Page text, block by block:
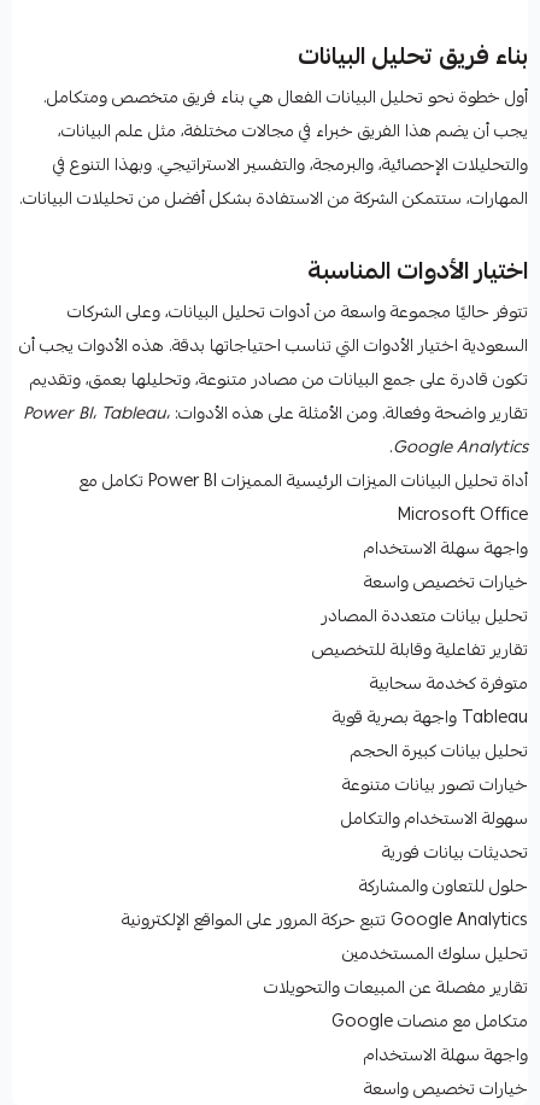
بناء فريق تحليل البيانات
أول خطوة نحو تحليل البيانات الفعال هي بناء فريق متخصص ومتكامل.
يجب أن يضم هذا الفريق خبراء في مجالات مختلفة، مثل علم البيانات،
والتحليلات الإحصائية، والبرمجة، والتفسير الاستراتيجي. وبهذا التنوع في
المهارات، ستتمكن الشركة من الاستفادة بشكل أفضل من تحليلات البيانات.
اختيار الأدوات المناسبة
تتوفر حاليًا مجموعة واسعة من أدوات تحليل البيانات، وعلى الشركات
السعودية اختيار الأدوات التي تناسب احتياجاتها بدقة. هذه الأدوات يجب أن
تكون قادرة على جمع البيانات من مصادر متنوعة، وتحليلها بعمق، وتقديم
تقارير واضحة وفعالة. ومن الأمثلة على هذه الأدوات:Power BI، Tableau،
Google Analytics
.
أداة تحليل البيانات الميزات الرئيسية المميزات Power BI تكامل مع
Microsoft Office
واجهة سهلة الاستخدام
خيارات تخصيص واسعة
تحليل بيانات متعددة المصادر
تقارير تفاعلية وقابلة للتخصيص
متوفرة كخدمة سحابية
Tableau واجهة بصرية قوية
تحليل بيانات كبيرة الحجم
خيارات تصور بيانات متنوعة
سهولة الاستخدام والتكامل
تحديثات بيانات فورية
حلول للتعاون والمشاركة
Google Analytics تتبع حركة المرور على المواقع الإلكترونية
تحليل سلوك المستخدمين
تقارير مفصلة عن المبيعات والتحويلات
متكامل مع منصات Google
واجهة سهلة الاستخدام
خيارات تخصيص واسعة